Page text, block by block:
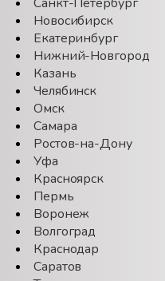
Новосибирск
Екатеринбург
Нижний-Новгород
Казань
Челябинск
Омск
Самара
Ростов-на-Дону
Уфа
Красноярск
Пермь
Воронеж
Волгоград
Краснодар
Саратов